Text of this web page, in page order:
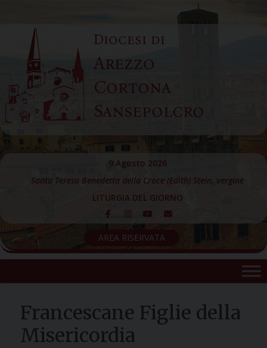
content
Diocesi di
Arezzo
Cortona
Sansepolcro
9 Agosto 2026
Santa Teresa Benedetta della Croce (Edith) Stein, vergine
LITURGIA DEL GIORNO
AREA RISERVATA
Francescane Figlie della
Misericordia